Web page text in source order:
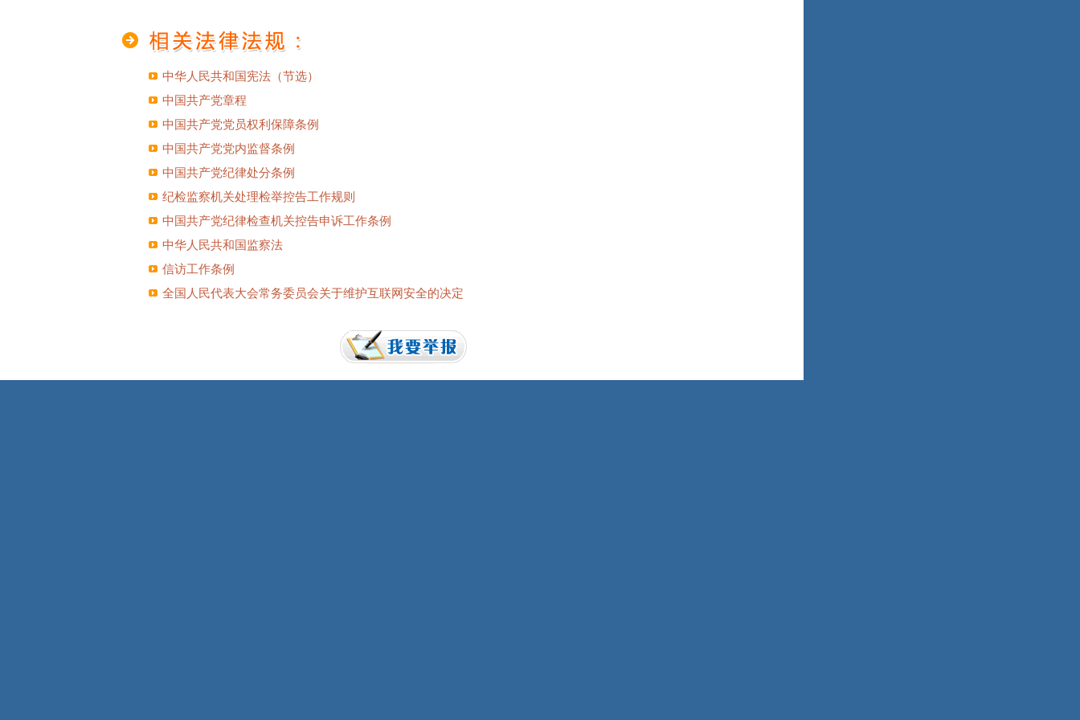
中华人民共和国宪法（节选）
中国共产党章程
中国共产党党员权利保障条例
中国共产党党内监督条例
中国共产党纪律处分条例
纪检监察机关处理检举控告工作规则
中国共产党纪律检查机关控告申诉工作条例
中华人民共和国监察法
信访工作条例
全国人民代表大会常务委员会关于维护互联网安全的决定